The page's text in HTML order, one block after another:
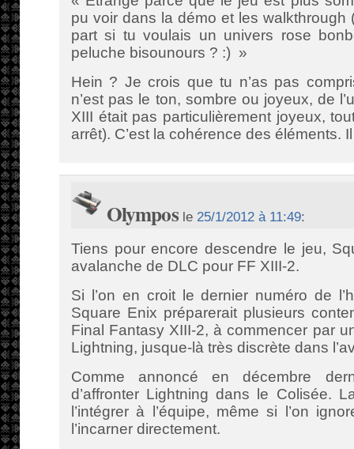
pu voir dans la démo et les walkthrough
part si tu voulais un univers rose
peluche bisounours ? :) »
Hein ? Je crois que tu n’as pas
n’est pas le ton, sombre ou joyeux, de
XIII était pas particulièrement joyeux,
arrêt). C’est la cohérence des éléments.
Olymposle 25/1/2012 à 11:49:
Tiens pour encore descendre le jeu,
avalanche de DLC pour FF XIII-2.
Si l’on en croit le dernier numéro de
Square Enix préparerait plusieurs
Final Fantasy XIII-2, à commencer par
Lightning, jusque-là très discrète dans
Comme annoncé en décembre
d’affronter Lightning dans le Colisée.
l’intégrer à l’équipe, même si l’on
l’incarner directement.